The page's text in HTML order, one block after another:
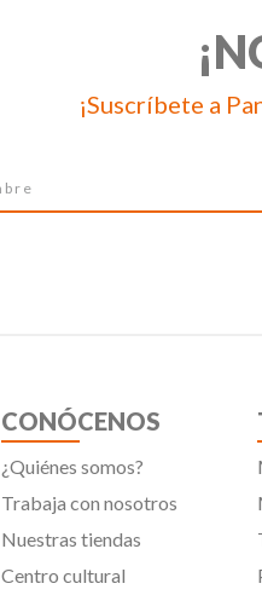
¡Suscríbete a
CONÓCENOS
¿Quiénes somos?
Trabaja con nosotros
Nuestras tiendas
Centro cultural